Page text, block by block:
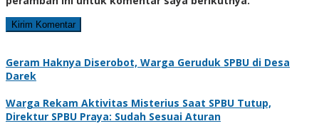
Geram Haknya Diserobot, Warga Geruduk SPBU di Desa
Darek
Warga Rekam Aktivitas Misterius Saat SPBU Tutup,
Direktur SPBU Praya: Sudah Sesuai Aturan